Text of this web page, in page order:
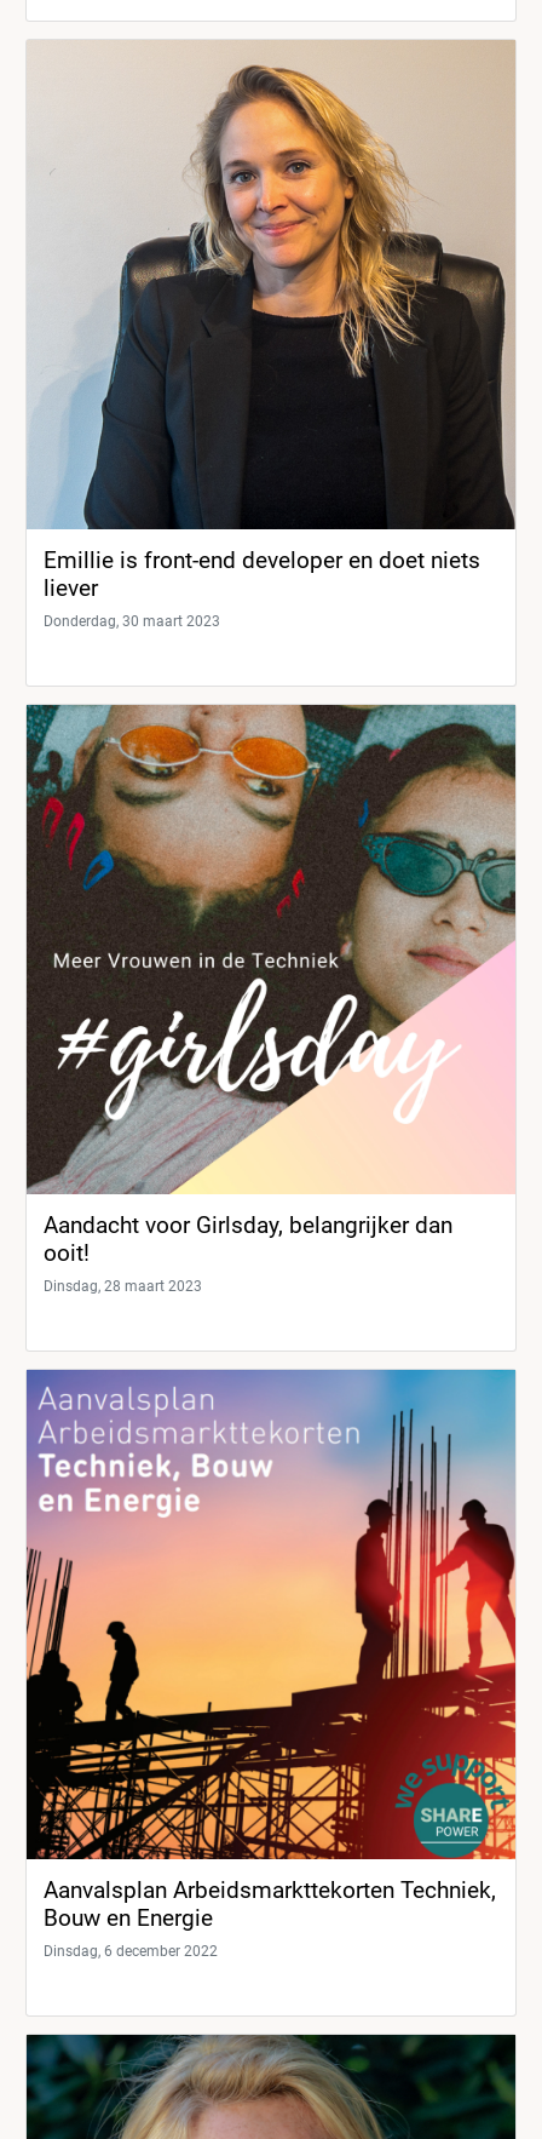
Emillie is front-end developer en doet niets
liever
Donderdag, 30 maart 2023
Aandacht voor Girlsday, belangrijker dan
ooit!
Dinsdag, 28 maart 2023
Aanvalsplan Arbeidsmarkttekorten Techniek,
Bouw en Energie
Dinsdag, 6 december 2022